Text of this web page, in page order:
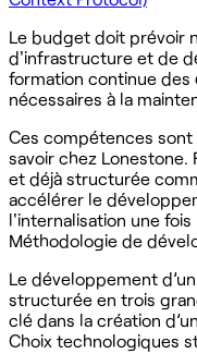
Le budget doit prévoir
d'infrastructure et de
formation continue
nécessaires à la
Ces compétences
savoir chez Lonestone.
et déjà structurée
accélérer le
l'internalisation une fois
Méthodologie de
Le développement
structurée en trois
clé dans la création
Choix technologiques